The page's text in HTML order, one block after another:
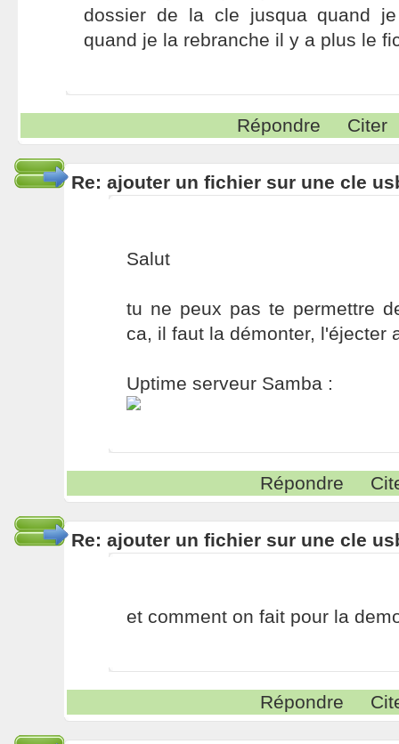
dossier de la cle jusqua quand
quand je la rebranche il y a plus le
Répondre Citer
Re: ajouter un fichier sur une cle
Salut
tu ne peux pas te permettre
ca, il faut la démonter, l'éjecter
Uptime serveur Samba :
Répondre
Re: ajouter un fichier sur une cle
et comment on fait pour la
Répondre